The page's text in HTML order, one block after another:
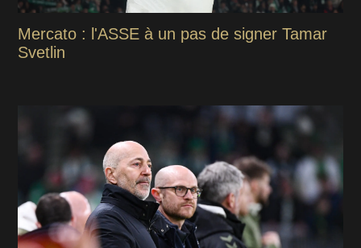
Mercato : l'ASSE à un pas de signer Tamar
Svetlin